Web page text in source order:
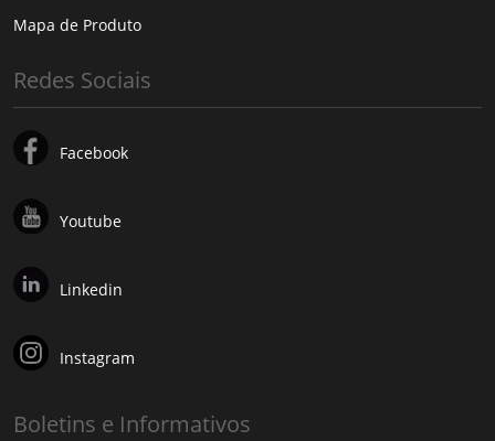
Mapa de Produto
Redes Sociais
Facebook
Youtube
Linkedin
Instagram
Boletins e Informativos